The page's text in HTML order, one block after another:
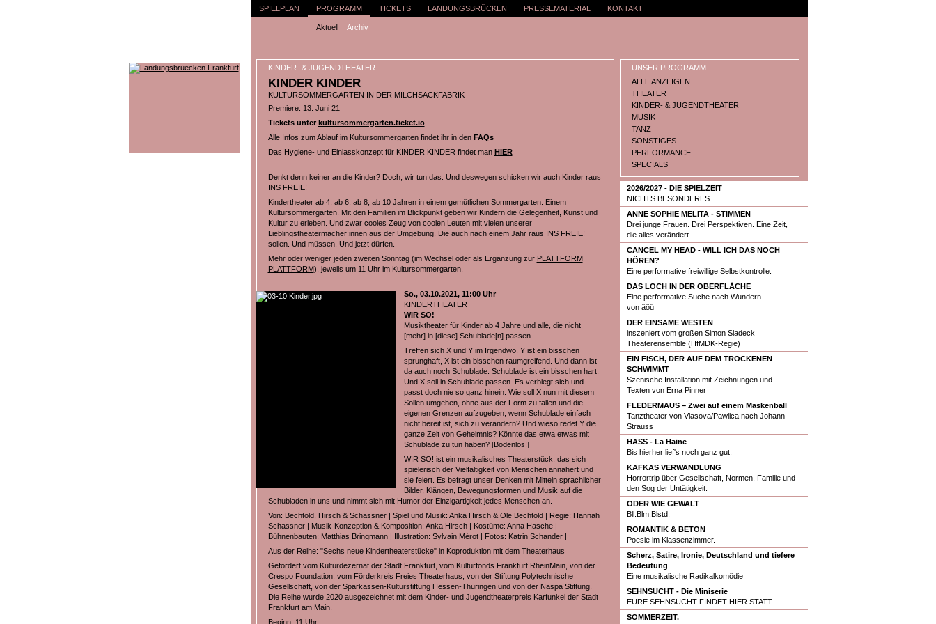
SPIELPLAN PROGRAMM
Aktuell Archiv
TICKETS LANDUNGSBRÜCKEN PRESSEMATERIAL KONTAKT
KINDER- & JUGENDTHEATER
KINDER KINDER
KULTURSOMMERGARTEN IN DER MILCHSACKFABRIK
Premiere: 13. Juni 21
Tickets unter kultursommergarten.ticket.io
Alle Infos zum Ablauf im Kultursommergarten findet ihr in den FAQs
Das Hygiene- und Einlasskonzept für KINDER KINDER findet man HIER
Denkt denn keiner an die Kinder? Doch, wir tun das. Und deswegen schicken wir auch Kinder raus
INS FREIE!
Kindertheater ab 4, ab 6, ab 8, ab 10 Jahren in einem gemütlichen Sommergarten. Einem
Kultursommergarten. Mit den Familien im Blickpunkt geben wir Kindern die Gelegenheit, Kunst und
Kultur zu erleben. Und zwar cooles Zeug von coolen Leuten mit vielen unserer
Lieblingstheatermacher:innen aus der Umgebung. Die auch nach einem Jahr raus INS FREIE!
sollen. Und müssen. Und jetzt dürfen.
Mehr oder weniger jeden zweiten Sonntag (im Wechsel oder als Ergänzung zur PLATTFORM
PLATTFORM), jeweils um 11 Uhr im Kultursommergarten.
So., 03.10.2021, 11:00 Uhr
KINDERTHEATER
WIR SO!
Musiktheater für Kinder ab 4 Jahre und alle, die nicht
[mehr] in [diese] Schublade[n] passen
Treffen sich X und Y im Irgendwo. Y ist ein bisschen
sprunghaft, X ist ein bisschen raumgreifend. Und dann ist
da auch noch Schublade. Schublade ist ein bisschen hart.
Und X soll in Schublade passen. Es verbiegt sich und
passt doch nie so ganz hinein. Wie soll X nun mit diesem
Sollen umgehen, ohne aus der Form zu fallen und die
eigenen Grenzen aufzugeben, wenn Schublade einfach
nicht bereit ist, sich zu verändern? Und wieso redet Y die
ganze Zeit von Geheimnis? Könnte das etwa etwas mit
Schublade zu tun haben? [Bodenlos!]
WIR SO! ist ein musikalisches Theaterstück, das sich
spielerisch der Vielfältigkeit von Menschen annähert und
sie feiert. Es befragt unser Denken mit Mitteln sprachlicher
Bilder, Klängen, Bewegungsformen und Musik auf die
Schubladen in uns und nimmt sich mit Humor der Einzigartigkeit jedes Menschen an.
Von: Bechtold, Hirsch & Schassner | Spiel und Musik: Anka Hirsch & Ole Bechtold | Regie: Hannah
Schassner | Musik-Konzeption & Komposition: Anka Hirsch | Kostüme: Anna Hasche |
Bühnenbauten: Matthias Bringmann | Illustration: Sylvain Mérot | Fotos: Katrin Schander |
Aus der Reihe: "Sechs neue Kindertheaterstücke" in Koproduktion mit dem Theaterhaus
Gefördert vom Kulturdezernat der Stadt Frankfurt, vom Kulturfonds Frankfurt RheinMain, von der
Crespo Foundation, vom Förderkreis Freies Theaterhaus, von der Stiftung Polytechnische
Gesellschaft, von der Sparkassen-Kulturstiftung Hessen-Thüringen und von der Naspa Stiftung.
Die Reihe wurde 2020 ausgezeichnet mit dem Kinder- und Jugendtheaterpreis Karfunkel der Stadt
Frankfurt am Main.
Beginn: 11 Uhr
UNSER PROGRAMM
ALLE ANZEIGEN
THEATER
KINDER- & JUGENDTHEATER
MUSIK
TANZ
SONSTIGES
PERFORMANCE
SPECIALS
2026/2027 - DIE SPIELZEIT
NICHTS BESONDERES.
ANNE SOPHIE MELITA - STIMMEN
Drei junge Frauen. Drei Perspektiven. Eine Zeit,
die alles verändert.
CANCEL MY HEAD - WILL ICH DAS NOCH
HÖREN?
Eine performative freiwillige Selbstkontrolle.
DAS LOCH IN DER OBERFLÄCHE
Eine performative Suche nach Wundern
von äöü
DER EINSAME WESTEN
inszeniert vom großen Simon Sladeck
Theaterensemble (HfMDK-Regie)
EIN FISCH, DER AUF DEM TROCKENEN
SCHWIMMT
Szenische Installation mit Zeichnungen und
Texten von Erna Pinner
FLEDERMAUS – Zwei auf einem Maskenball
Tanztheater von Vlasova/Pawlica nach Johann
Strauss
HASS - La Haine
Bis hierher lief's noch ganz gut.
KAFKAS VERWANDLUNG
Horrortrip über Gesellschaft, Normen, Familie und
den Sog der Untätigkeit.
ODER WIE GEWALT
Bll.Blm.Blstd.
ROMANTIK & BETON
Poesie im Klassenzimmer.
Scherz, Satire, Ironie, Deutschland und tiefere
Bedeutung
Eine musikalische Radikalkomödie
SEHNSUCHT - Die Miniserie
EURE SEHNSUCHT FINDET HIER STATT.
SOMMERZEIT.